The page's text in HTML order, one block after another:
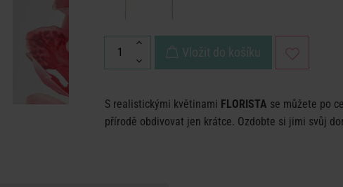
Vložit do košíku
S realistickými květinami FLORISTA se můžete po
přírodě obdivovat jen krátce. Ozdobte si jimi svůj